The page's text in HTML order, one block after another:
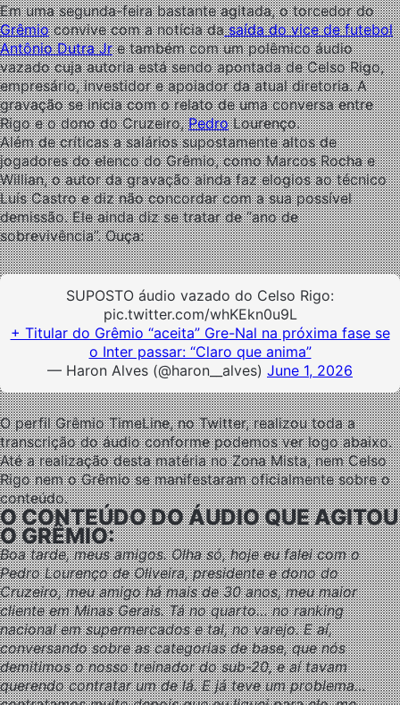
Em uma segunda-feira bastante agitada, o torcedor do
Grêmioconvive com a notícia dasaída do vice de futebol
Antônio Dutra Jre também com um polêmico áudio
vazado cuja autoria está sendo apontada de Celso Rigo,
empresário, investidor e apoiador da atual diretoria. A
gravação se inicia com o relato de uma conversa entre
Rigo e o dono do Cruzeiro,PedroLourenço.
Além de críticas a salários supostamente altos de
jogadores do elenco do Grêmio, como Marcos Rocha e
Willian, o autor da gravação ainda faz elogios ao técnico
Luís Castro e diz não concordar com a sua possível
demissão. Ele ainda diz se tratar de “ano de
sobrevivência”. Ouça:
SUPOSTO áudio vazado do Celso Rigo:
pic.twitter.com/whKEkn0u9L
+ Titular do Grêmio “aceita” Gre-Nal na próxima fase se
o Inter passar: “Claro que anima”
— Haron Alves (@haron__alves) June 1, 2026
O perfil Grêmio TimeLine, no Twitter, realizou toda a
transcrição do áudio conforme podemos ver logo abaixo.
Até a realização desta matéria no Zona Mista, nem Celso
Rigo nem o Grêmio se manifestaram oficialmente sobre o
conteúdo.
O CONTEÚDO DO ÁUDIO QUE AGITOU
O GRÊMIO:
Boa tarde, meus amigos. Olha só, hoje eu falei com o
Pedro Lourenço de Oliveira, presidente e dono do
Cruzeiro, meu amigo há mais de 30 anos, meu maior
cliente em Minas Gerais. Tá no quarto… no ranking
nacional em supermercados e tal, no varejo. E aí,
conversando sobre as categorias de base, que nós
demitimos o nosso treinador do sub-20, e aí tavam
querendo contratar um de lá. E já teve um problema…